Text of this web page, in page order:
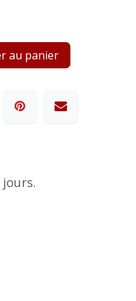
au panier